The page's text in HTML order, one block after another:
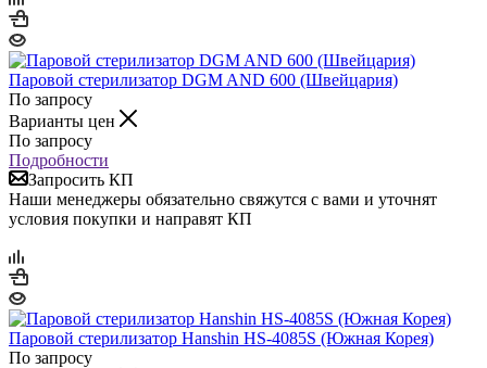
Паровой стерилизатор DGM AND 600 (Швейцария)
По запросу
Варианты цен
По запросу
Подробности
Запросить КП
Наши менеджеры обязательно свяжутся с вами и уточнят
условия покупки и направят КП
Паровой стерилизатор Hanshin HS-4085S (Южная Корея)
По запросу